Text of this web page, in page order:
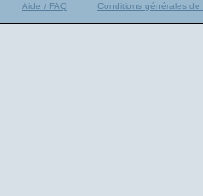
Aide / FAQ Conditions générales de